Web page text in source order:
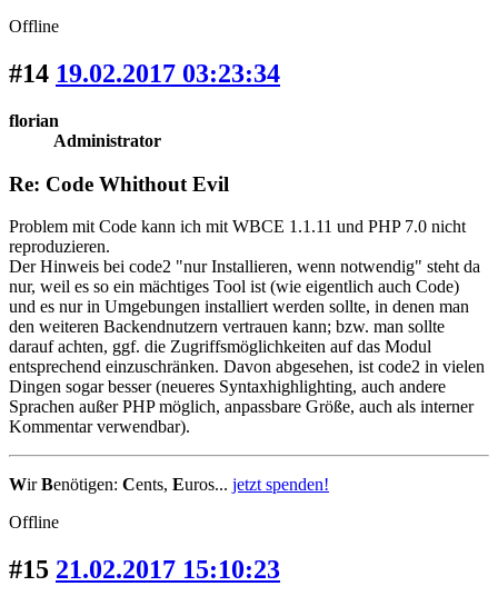
Offline
#14 19.02.2017 03:23:34
florian
Administrator
Re: Code Whithout Evil
Problem mit Code kann ich mit WBCE 1.1.11 und PHP 7.0 nicht
reproduzieren.
Der Hinweis bei code2 "nur Installieren, wenn notwendig" steht da
nur, weil es so ein mächtiges Tool ist (wie eigentlich auch Code)
und es nur in Umgebungen installiert werden sollte, in denen man
den weiteren Backendnutzern vertrauen kann; bzw. man sollte
darauf achten, ggf. die Zugriffsmöglichkeiten auf das Modul
entsprechend einzuschränken. Davon abgesehen, ist code2 in vielen
Dingen sogar besser (neueres Syntaxhighlighting, auch andere
Sprachen außer PHP möglich, anpassbare Größe, auch als interner
Kommentar verwendbar).
WirBenötigen: Cents, Euros... jetzt spenden!
Offline
#15 21.02.2017 15:10:23